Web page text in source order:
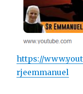
https://
rjeemmanuel